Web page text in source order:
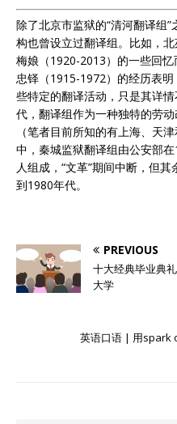
除了北京市监狱的“清河翻译组
构也曾设立过翻译组。比如，
梅娘（1920-2013）的一些回
忠铎（1915-1972）的经历表
些特定的翻译活动，只是其详
代，翻译组作为一种独特的劳
（笔者目前所知的有上海、天
中，秦城监狱翻译组由公安部
人组成，“文革”期间中断，但
到1980年代。
PREVIOUS
十大经典毕业典
大学
英语口语 | 用spark